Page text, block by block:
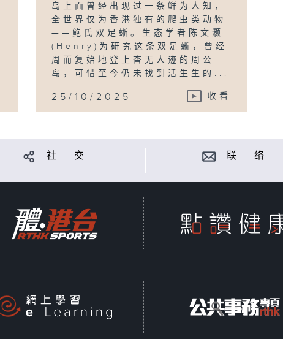
岛上面曾经出现过一条鲜为人知，
全世界仅为香港独有的爬虫类动物
——鲍氏双足蜥。生态学者陈文灏
(Henry)为研究这条双足蜥，曾经
周而复始地登上杳无人迹的周公
岛，可惜至今仍未找到活生生的...
25/10/2025 收看
社 交 联 络